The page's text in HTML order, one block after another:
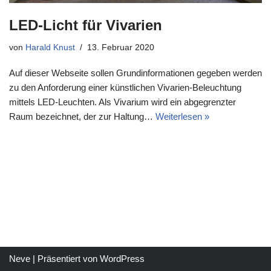
LED-Licht für Vivarien
von Harald Knust 13. Februar 2020
Auf dieser Webseite sollen Grundinformationen gegeben werden
zu den Anforderung einer künstlichen Vivarien-Beleuchtung
mittels LED-Leuchten. Als Vivarium wird ein abgegrenzter
Raum bezeichnet, der zur Haltung… Weiterlesen »
Neve | Präsentiert von WordPress